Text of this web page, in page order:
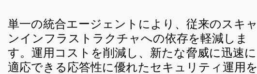
単一の統合エージェントにより、従来のスキャ
ンインフラストラクチャへの依存を軽減しま
す。運用コストを削減し、新たな脅威に迅速に
適応できる応答性に優れたセキュリティ運用を